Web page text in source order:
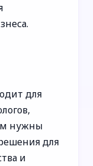
для
нужны
для
и